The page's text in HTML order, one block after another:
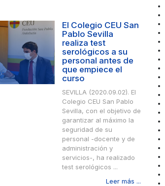
El Colegio CEU San
Pablo Sevilla
realiza test
serológicos a su
personal antes de
que empiece el
curso
SEVILLA (2020.09.02). El
Colegio CEU San Pablo
Sevilla, con el objetivo de
garantizar al máximo la
seguridad de su
personal -docente y de
administración y
servicios-, ha realizado
test serológicos ...
Leer más ...